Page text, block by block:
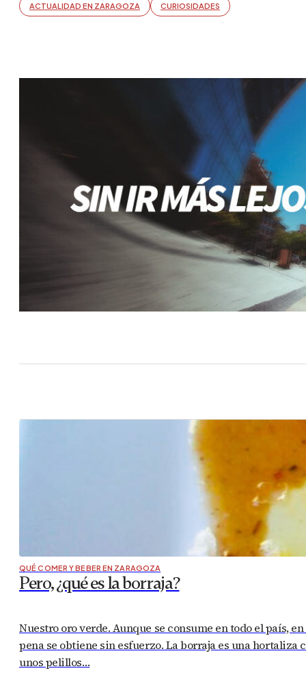
ACTUALIDAD EN ZARAGOZA CURIOSIDADES
QUÉ COMER Y BEBER EN ZARAGOZA
Pero, ¿qué es la borraja?
Nuestro oro verde. Aunque se consume en todo el país,
pena se obtiene sin esfuerzo. La borraja es una
unos pelillos…